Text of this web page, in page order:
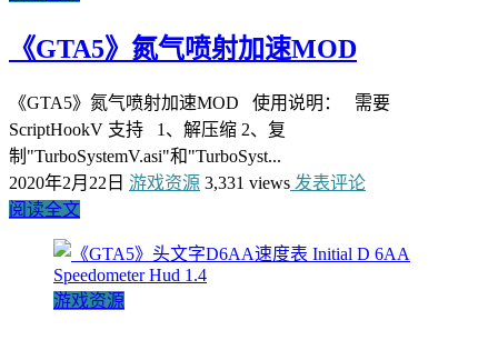
《GTA5》氮气喷射加速MOD
《GTA5》氮气喷射加速MOD 使用说明： 需要
ScriptHookV 支持 1、解压缩 2、复
制"TurboSystemV.asi"和"TurboSyst...
2020年2月22日 游戏资源 3,331 views 发表评论
阅读全文
游戏资源